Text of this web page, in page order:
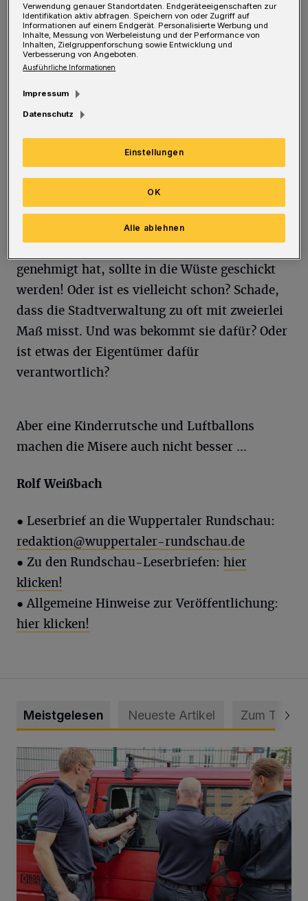
E ben las ich den passenden Leserbrief von
Norbert Bernhardt mit der Überschrift
„Wer genehmigt so einen unproportionalen
Murks?“ bei der Aufstockung vom uralten
Es stimmt, denn was da aus welchen Gründen
auch immer aufgestockt wurde, ist einfach
architektonisch schlimm. Und eine Bausünde.
genehmigt hat, sollte in die Wüste geschickt
werden! Oder ist es vielleicht schon? Schade,
dass die Stadtverwaltung zu oft mit zweierlei
Maß misst. Und was bekommt sie dafür? Oder
ist etwas der Eigentümer dafür
verantwortlich?
Aber eine Kinderrutsche und Luftballons
machen die Misere auch nicht besser …
RolfWeißbach
● Leserbrief an die Wuppertaler Rundschau:
redaktion@wuppertaler-rundschau.de
● Zu den Rundschau-Leserbriefen: hier
klicken!
● Allgemeine Hinweise zur Veröffentlichung:
hier klicken!
Meistgelesen Neueste Artikel Zum Thema
Feuerwehr befreit Kind aus verschlossenem VW Bulli
Verwendung genauer Standortdaten. Endgeräteeigenschaften zur
Identifikation aktiv abfragen. Speichern von oder Zugriff auf
Informationen auf einem Endgerät. Personalisierte Werbung und
Inhalte, Messung von Werbeleistung und der Performance von
Inhalten, Zielgruppenforschung sowie Entwicklung und
Verbesserung von Angeboten.
Ausführliche Informationen
Impressum
Datenschutz
Einstellungen
Alle ablehnen
OK